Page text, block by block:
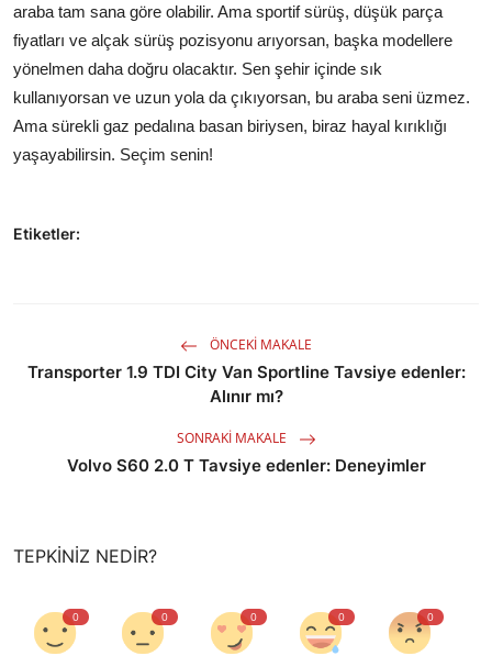
araba tam sana göre olabilir. Ama sportif sürüş, düşük parça
fiyatları ve alçak sürüş pozisyonu arıyorsan, başka modellere
yönelmen daha doğru olacaktır. Sen şehir içinde sık
kullanıyorsan ve uzun yola da çıkıyorsan, bu araba seni üzmez.
Ama sürekli gaz pedalına basan biriysen, biraz hayal kırıklığı
yaşayabilirsin. Seçim senin!
Etiketler:
ÖNCEKI MAKALE
Transporter 1.9 TDI City Van Sportline Tavsiye edenler:
Alınır mı?
SONRAKI MAKALE
Volvo S60 2.0 T Tavsiye edenler: Deneyimler
TEPKINIZ NEDIR?
0 0 0 0 0